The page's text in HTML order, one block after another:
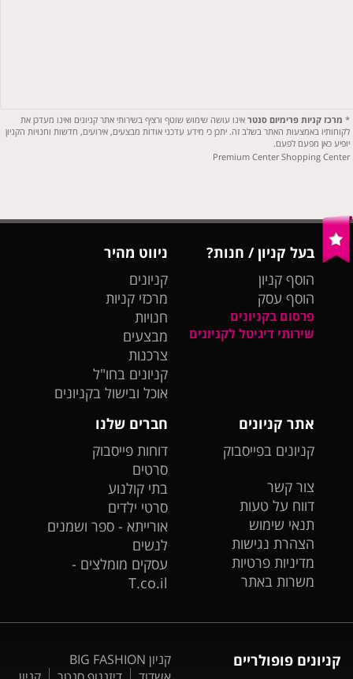
* מרכז קניות פרימיום סנטר אינו עושה שימוש שוטף ורציף בשירותי אתר קניונים ואינו מעדכן את
לקוחותיו באמצעות האתר בשלב זה. יתכן כי מידע עדכני אודות מבצעים, אירועים, חדשות וחנויות הקניון
יופיע כאן מפעם לפעם.
Premium Center Shopping Center
בעל קניון / חנות?
הוסף קניון
הוסף עסק
פרסום בקניונים
שירותי דיגיטל לקניונים
ניווט מהיר
קניונים
מרכזי קניות
חנויות
מבצעים
צרכנות
קניונים בחו"ל
אוכל ובישול בקניונים
אתר קניונים
קניונים בפייסבוק
צור קשר
דווח על טעות
תנאי שימוש
הצהרת נגישות
מדיניות פרטיות
משרות באתר
חברים שלנו
דוחות פייסבוק
סרטים
בתי קולנוע
סרטי ילדים
אורייתא - ספר ושמנים
לנשים
עסקים מומלצים -
T.co.il
קניונים פופולריים
קניון BIG FASHION